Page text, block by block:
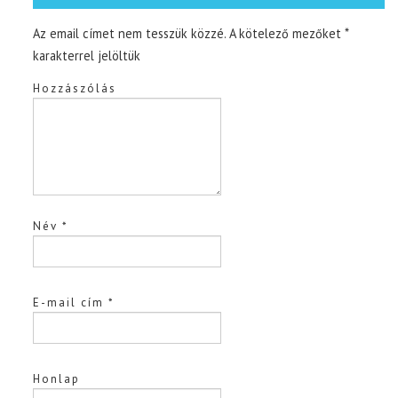
Az email címet nem tesszük közzé. A kötelező mezőket*
karakterrel jelöltük
Hozzászólás
Név*
E-mail cím*
Honlap